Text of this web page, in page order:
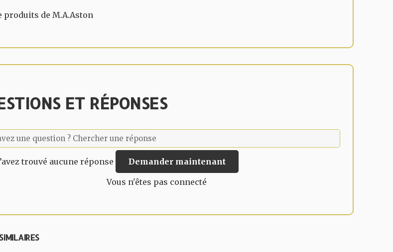
produits de M.A.Aston
ET RÉPONSES
trouvé aucune réponse Demander maintenant
Vous n'êtes pas connecté